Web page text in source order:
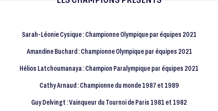
Sarah-Léonie Cysique : Championne Olympique par équipes 2021
Amandine Buchard : Championne Olympique par équipes 2021
Hélios Latchoumanaya : Champion Paralympique par équipes 2021
Cathy Arnaud : Championne du monde 1987 et 1989
Guy Delvingt : Vainqueur du Tournoi de Paris 1981 et 1982